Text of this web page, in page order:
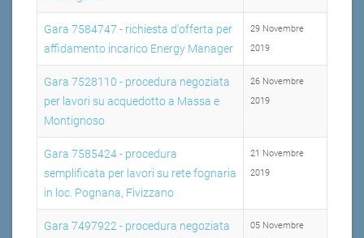
Gara 7584747 - richiesta d'offerta per
affidamento incarico Energy Manager
29 Novembre
2019
Gara 7528110 - procedura negoziata
per lavori su acquedotto a Massa e
Montignoso
26 Novembre
2019
Gara 7585424 - procedura
semplificata per lavori su rete fognaria
in loc. Pognana, Fivizzano
21 Novembre
2019
Gara 7497922 - procedura negoziata
05 Novembre